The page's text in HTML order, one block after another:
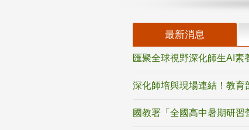
最新消息
匯聚全球視野深化師生AI
深化師培與現場連結！教
國教署「全國高中暑期研